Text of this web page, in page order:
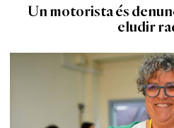
Un motorista és
eludir